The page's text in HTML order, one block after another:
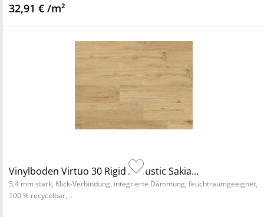
32,91 € /m²
Vinylboden Virtuo 30 Rigid Acoustic Sakia...
5,4 mm stark, Klick-Verbindung, integrierte Dämmung, feuchtraumgeeignet,
100 % recycelbar,...